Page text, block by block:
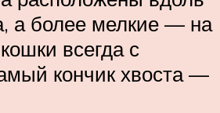
а более мелкие — на
всегда с
кончик хвоста —